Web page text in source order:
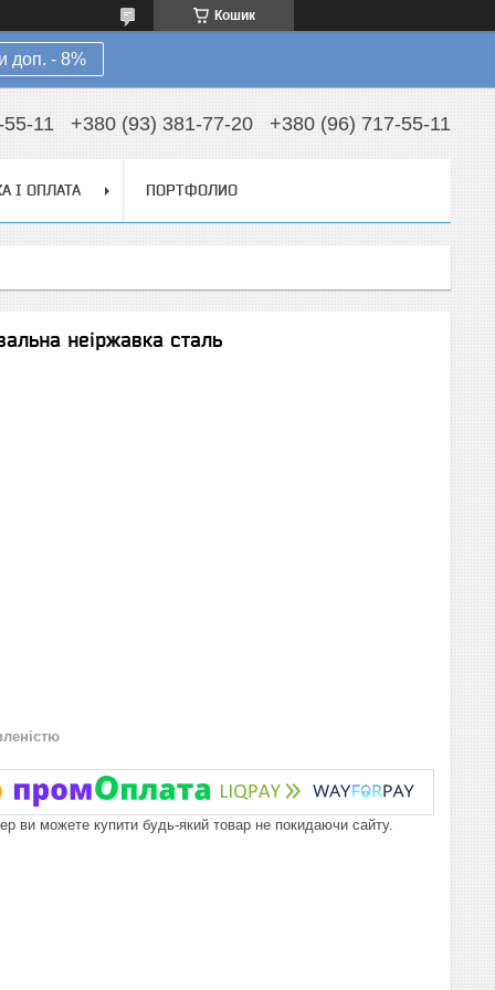
Кошик
доп. - 8%
11 +380 (93) 381-77-20 +380 (96) 717-55-11
І ОПЛАТА ПОРТФОЛИО
неіржавка сталь
ви можете купити будь-який товар не покидаючи сайту.